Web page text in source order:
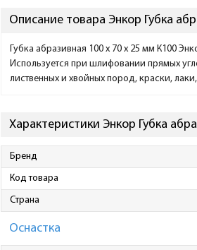
Описание товара Энкор Губка
Губка абразивная 100 x 70 x 25 мм К100
Используется при шлифовании прямых
лиственных и хвойных пород, краски,
Характеристики Энкор Губка
Бренд
Код товара
Страна
Оснастка